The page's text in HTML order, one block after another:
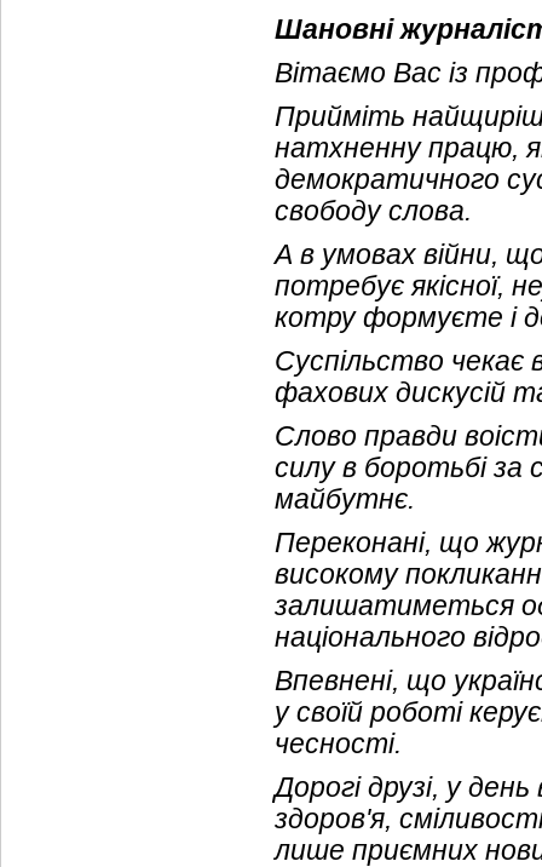
Шановні
Вітаємо Вас із
Прийміть
натхненну працю,
демократичного
свободу слова.
А в умовах війни,
потребує якісної,
котру формуєте і
Суспільство чекає
фахових дискусій
Слово правди
силу в боротьбі за
майбутнє.
Переконані, що
високому
залишатиметься
національного
Впевнені, що
у своїй роботі
чесності.
Дорогі друзі, у
здоров'я,
лише приємних